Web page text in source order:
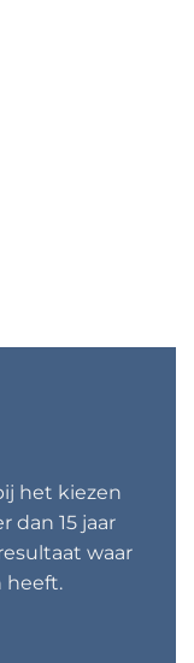
het kiezen
dan 15 jaar
waar
heeft.